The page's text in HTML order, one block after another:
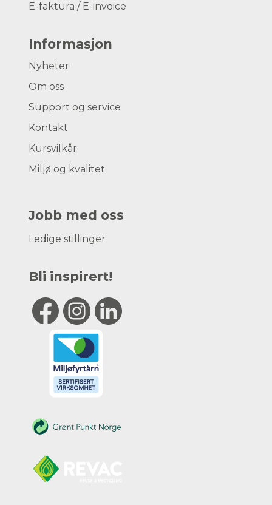
E-faktura / E-invoice
Informasjon
Nyheter
Om oss
Support og service
Kontakt
Kursvilkår
Miljø og kvalitet
Jobb med oss
Ledige stillinger
Bli inspirert!